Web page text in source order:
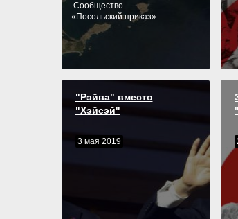
Cообщество
« Посольский приказ»
"Рэйва" вместо
"Хэйсэй"
3 мая 2019